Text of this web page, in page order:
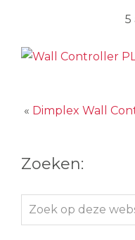
5
« Dimplex Wall
Zoeken:
Zoek
op